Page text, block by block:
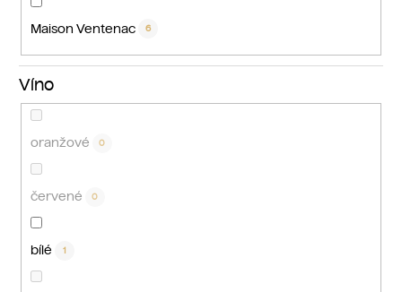
Maison Ventenac 6
Víno
oranžové 0
červené 0
bílé 1